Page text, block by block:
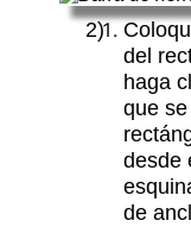
del
haga
que
desde
de